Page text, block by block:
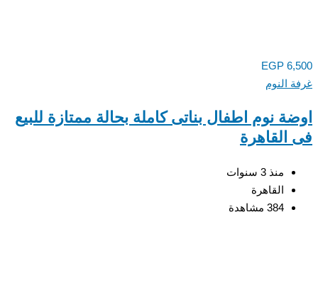
EGP
النوم
نوم اطفال بناتى كاملة بحالة ممتازة للبيع
منذ 3 سنوات
القاهرة
384 مشاهدة